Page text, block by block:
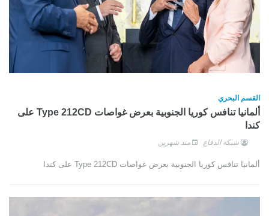
القسم البحري
ألمانيا تنافس كوريا الجنوبية بعرض غواصات Type 212CD على
كندا
شبكة الدفاع منذ شهرين
ألمانيا تنافس كوريا الجنوبية بعرض غواصات Type 212CD على كندا